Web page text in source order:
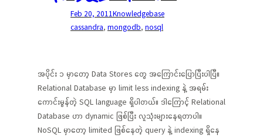
Feb 20, 2011Knowledgebase
cassandra, mongodb, nosql
အပိုင်း ၁ မှာတော့ Data Stores တွေ အကြောင်းပြောပြီးပါပြီ။
Relational Database မှာ limit less indexing နဲ့ အရမ်း
ကောင်းမွန်တဲ့ SQL language ရှိပါတယ်။ ဒါကြောင့် Relational
Database ဟာ dynamic ဖြစ်ပြီး လူသုံးများနေရတာပါ။
NoSQL မှာတော့ limited ဖြစ်နေတဲ့ query နဲ့ indexing ရှိနေ